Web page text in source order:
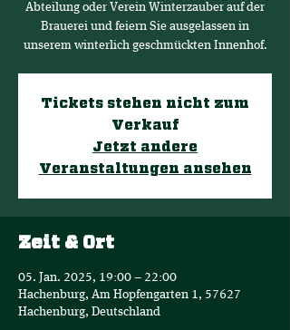
Abteilung oder Verein Winterzauber auf der
Brauerei und feiern Sie ausgelassen in
unserem winterlich geschmückten Innenhof.
Tickets stehen nicht zum
Verkauf
Jetzt andere
Veranstaltungen ansehen
Zeit & Ort
05. Jan. 2025, 19:00 – 22:00
Hachenburg, Am Hopfengarten 1, 57627
Hachenburg, Deutschland